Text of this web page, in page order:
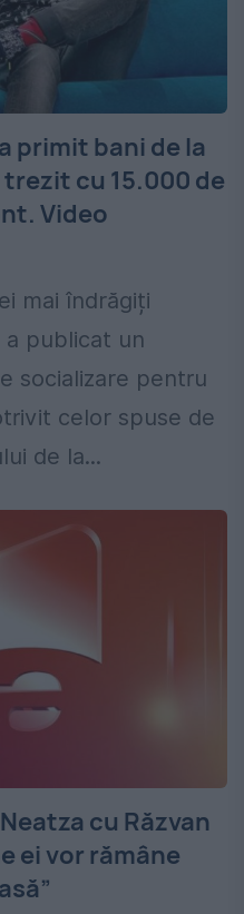
primit bani de la
cu 15.000 de
Video
mai îndrăgiți
a publicat un
socializare pentru
celor spuse de
de la...
cu Răzvan
ei vor rămâne